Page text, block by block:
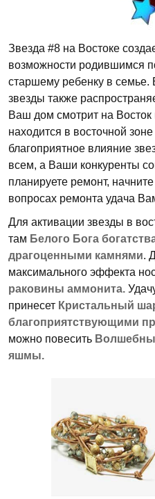
Звезда #8 на Востоке
возможности родившимся
старшему ребенку в семье.
звезды также
Ваш дом смотрит на
находится в восточной
благоприятное влияние
всем, а Ваши конкуренты
планируете ремонт,
вопросах ремонта удача
Для активации звезды в
там Белого Бога
драгоценными камнями.
максимального эффекта
раковины аммонита.
принесет Кристальный
благоприятствующими
можно повесить
яшмы.